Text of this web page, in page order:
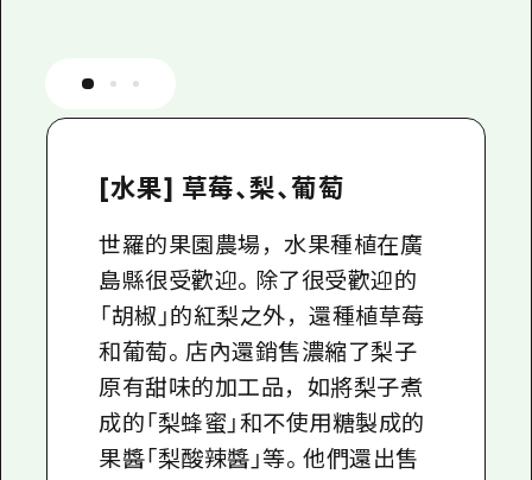
[水果] 草莓、梨、葡萄
世羅的果園農場，水果種植在廣
島縣很受歡迎。除了很受歡迎的
「胡椒」的紅梨之外，還種植草莓
和葡萄。店內還銷售濃縮了梨子
原有甜味的加工品，如將梨子煮
成的「梨蜂蜜」和不使用糖製成的
果醬「梨酸辣醬」等。他們還出售